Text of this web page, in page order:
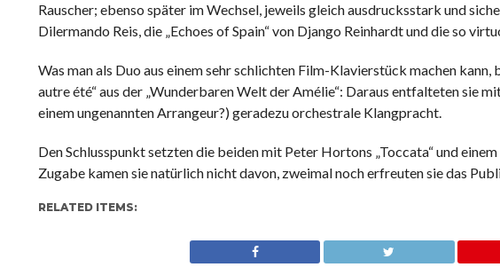
Rauscher; ebenso später im Wechsel, jeweils gleich ausdrucksstark und
Dilermando Reis, die „Echoes of Spain“ von Django Reinhardt und die so
Was man als Duo aus einem sehr schlichten Film-Klavierstück machen kann,
autre été“ aus der „Wunderbaren Welt der Amélie“: Daraus entfalteten sie
einem ungenannten Arrangeur?) geradezu orchestrale Klangpracht.
Den Schlusspunkt setzten die beiden mit Peter Hortons „Toccata“ und
Zugabe kamen sie natürlich nicht davon, zweimal noch erfreuten sie das
RELATED ITEMS: